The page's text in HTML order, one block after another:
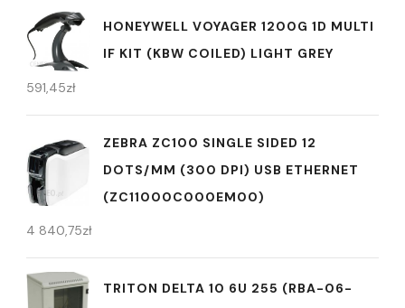
HONEYWELL VOYAGER 1200G 1D MULTI
IF KIT (KBW COILED) LIGHT GREY
591,45zł
ZEBRA ZC100 SINGLE SIDED 12
DOTS/MM (300 DPI) USB ETHERNET
(ZC11000C000EM00)
4 840,75zł
TRITON DELTA 10 6U 255 (RBA-06-